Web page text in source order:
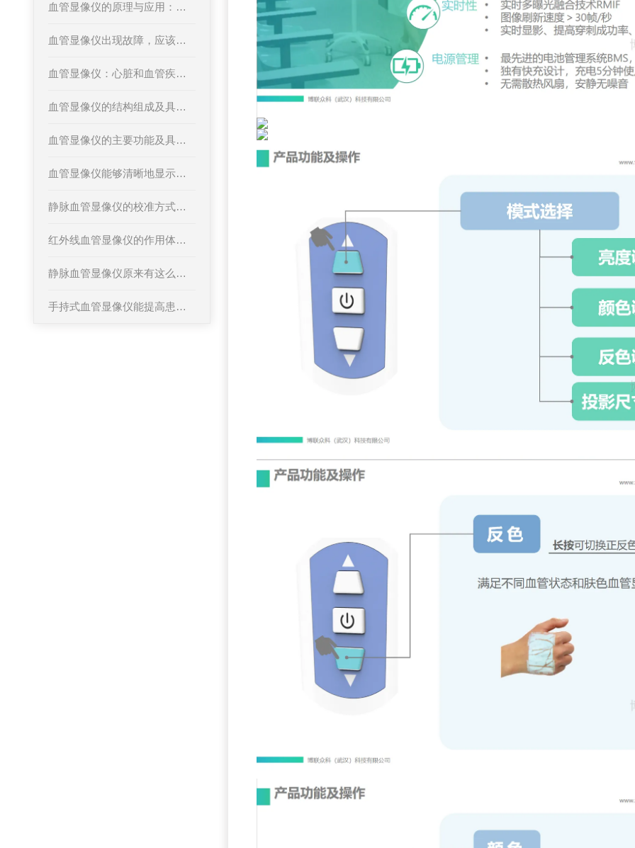
血管显像仪的原理与应用：医学影像
血管显像仪出现故障，应该如何解决呢
血管显像仪：心脏和血管疾病的早期发现者
血管显像仪的结构组成及具体应用场景
血管显像仪的主要功能及具体应用场景
血管显像仪能够清晰地显示血管的微小结构和血流情况
静脉血管显像仪的校准方式详解
红外线血管显像仪的作用体现在哪些方面？
静脉血管显像仪原来有这么多优点值得选择
手持式血管显像仪能提高患者对医疗过程的满意度